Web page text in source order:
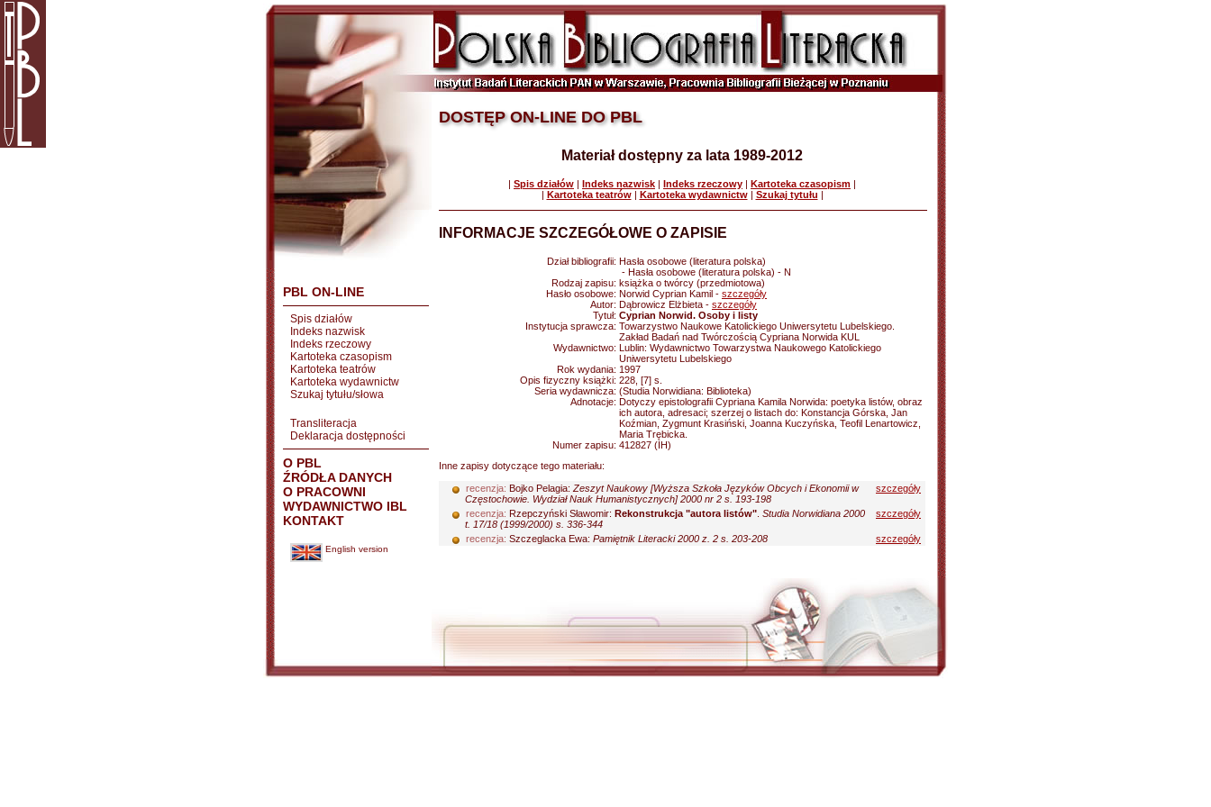
PBL ON-LINE
Spis działów
Indeks nazwisk
Indeks rzeczowy
Kartoteka czasopism
Kartoteka teatrów
Kartoteka wydawnictw
Szukaj tytułu/słowa
Transliteracja
Deklaracja dostępności
O PBL
ŹRÓDŁA DANYCH
O PRACOWNI
WYDAWNICTWO IBL
KONTAKT
English version
DOSTĘP ON-LINE DO PBL
Materiał dostępny za lata 1989-2012
| Spis działów | Indeks nazwisk | Indeks rzeczowy | Kartoteka czasopism |
| Kartoteka teatrów| Kartoteka wydawnictw| Szukaj tytułu |
INFORMACJE SZCZEGÓŁOWE O ZAPISIE
Dział bibliografii: Hasła osobowe (literatura polska)
- Hasła osobowe (literatura polska) - N
Rodzaj zapisu: książka o twórcy (przedmiotowa)
Hasło osobowe: Norwid Cyprian Kamil - szczegóły
Autor: Dąbrowicz Elżbieta - szczegóły
Tytuł: Cyprian Norwid. Osoby i listy
Instytucja sprawcza: Towarzystwo Naukowe Katolickiego Uniwersytetu Lubelskiego.
Zakład Badań nad Twórczością Cypriana Norwida KUL
Wydawnictwo: Lublin: Wydawnictwo Towarzystwa Naukowego Katolickiego
Uniwersytetu Lubelskiego
Rok wydania: 1997
Opis fizyczny książki: 228, [7] s.
Seria wydawnicza: (Studia Norwidiana: Biblioteka)
Adnotacje: Dotyczy epistolografii Cypriana Kamila Norwida: poetyka listów, obraz
ich autora, adresaci; szerzej o listach do: Konstancja Górska, Jan
Koźmian, Zygmunt Krasiński, Joanna Kuczyńska, Teofil Lenartowicz,
Maria Trębicka.
Numer zapisu: 412827 (IH)
Inne zapisy dotyczące tego materiału:
recenzja: Bojko Pelagia: Zeszyt Naukowy [Wyższa Szkoła Języków Obcych i Ekonomii w
Częstochowie. Wydział Nauk Humanistycznych] 2000 nr 2 s. 193-198
szczegóły
recenzja: Rzepczyński Sławomir: Rekonstrukcja "autora listów" Studia Norwidiana 2000
t. 17/18 (1999/2000) s. 336-344
szczegóły
recenzja: Szczeglacka Ewa: Pamiętnik Literacki 2000 z. 2 s. 203-208 szczegóły